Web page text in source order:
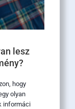
lesz
hogy
olyan
informáci